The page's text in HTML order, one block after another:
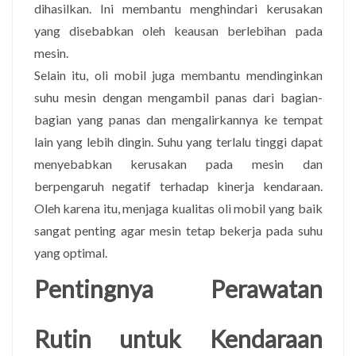
dihasilkan. Ini membantu menghindari kerusakan
yang disebabkan oleh keausan berlebihan pada
mesin.
Selain itu, oli mobil juga membantu mendinginkan
suhu mesin dengan mengambil panas dari bagian-
bagian yang panas dan mengalirkannya ke tempat
lain yang lebih dingin. Suhu yang terlalu tinggi dapat
menyebabkan kerusakan pada mesin dan
berpengaruh negatif terhadap kinerja kendaraan.
Oleh karena itu, menjaga kualitas oli mobil yang baik
sangat penting agar mesin tetap bekerja pada suhu
yang optimal.
Pentingnya Perawatan
Rutin untuk Kendaraan